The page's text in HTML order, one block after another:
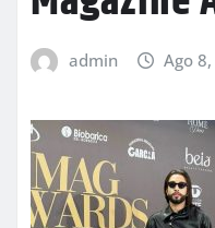
admin Ago